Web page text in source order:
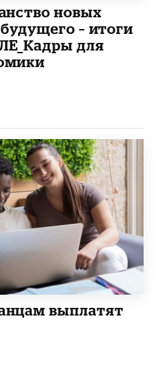
новых
– итоги
для
выплатят